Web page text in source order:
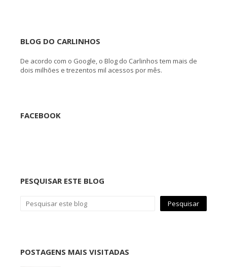
BLOG DO CARLINHOS
De acordo com o Google, o Blog do Carlinhos tem mais de
dois milhões e trezentos mil acessos por mês.
FACEBOOK
PESQUISAR ESTE BLOG
POSTAGENS MAIS VISITADAS